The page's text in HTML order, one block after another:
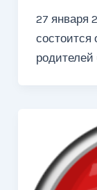
27 января
состоится
родителей